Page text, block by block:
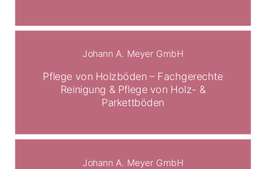
Johann A. Meyer GmbH
Pflege von Holzböden – Fachgerechte
Reinigung & Pflege von Holz- &
Parkettböden
Johann A. Meyer GmbH